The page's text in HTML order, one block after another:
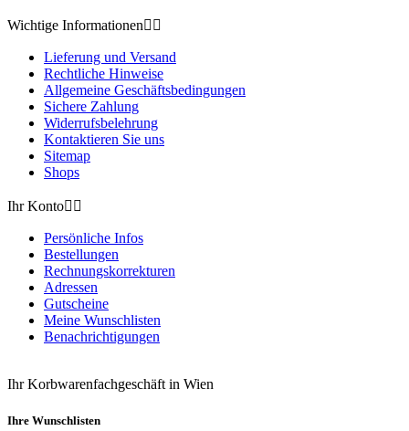
Wichtige Informationen 
Lieferung und Versand
Rechtliche Hinweise
Allgemeine Geschäftsbedingungen
Sichere Zahlung
Widerrufsbelehrung
Kontaktieren Sie uns
Sitemap
Shops
Ihr Konto 
Persönliche Infos
Bestellungen
Rechnungskorrekturen
Adressen
Gutscheine
Meine Wunschlisten
Benachrichtigungen
Ihr Korbwarenfachgeschäft in Wien
Ihre Wunschlisten